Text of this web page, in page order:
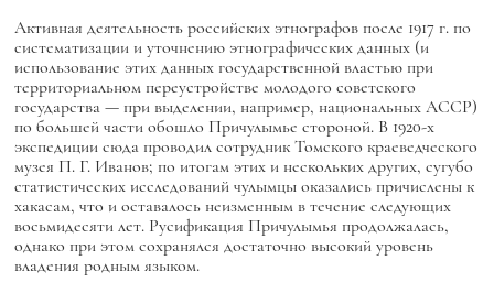
Активная деятельность российских этнографов после 1917 г. по
систематизации и уточнению этнографических данных (и
использование этих данных государственной властью при
территориальном переустройстве молодого советского
государства — при выделении, например, национальных АССР)
по большей части обошло Причулымье стороной. В 1920-х
экспедиции сюда проводил сотрудник Томского краеведческого
музея П. Г. Иванов; по итогам этих и нескольких других, сугубо
статистических исследований чулымцы оказались причислены к
хакасам, что и оставалось неизменным в течение следующих
восьмидесяти лет. Русификация Причулымья продолжалась,
однако при этом сохранялся достаточно высокий уровень
владения родным языком.